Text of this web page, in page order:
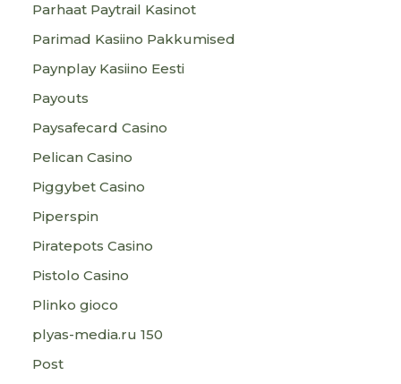
Parhaat Paytrail Kasinot
Parimad Kasiino Pakkumised
Paynplay Kasiino Eesti
Payouts
Paysafecard Casino
Pelican Casino
Piggybet Casino
Piperspin
Piratepots Casino
Pistolo Casino
Plinko gioco
plyas-media.ru 150
Post